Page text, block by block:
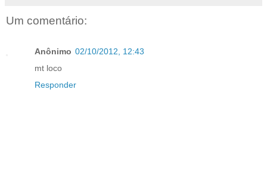
Um comentário:
Anônimo 02/10/2012, 12:43
mt loco
Responder